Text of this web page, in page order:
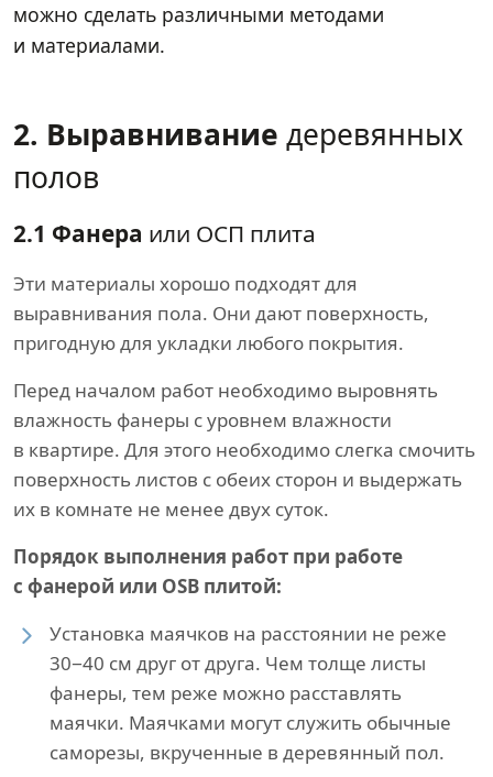
можно сделать различными методами
и материалами.
2. Выравнивание деревянных
полов
2.1 Фанера или ОСП плита
Эти материалы хорошо подходят для
выравнивания пола. Они дают поверхность,
пригодную для укладки любого покрытия.
Перед началом работ необходимо выровнять
влажность фанеры с уровнем влажности
в квартире. Для этого необходимо слегка смочить
поверхность листов с обеих сторон и выдержать
их в комнате не менее двух суток.
Порядок выполнения работ при работе
с фанерой или OSB плитой:
Установка маячков на расстоянии не реже
30−40 см друг от друга. Чем толще листы
фанеры, тем реже можно расставлять
маячки. Маячками могут служить обычные
саморезы, вкрученные в деревянный пол.